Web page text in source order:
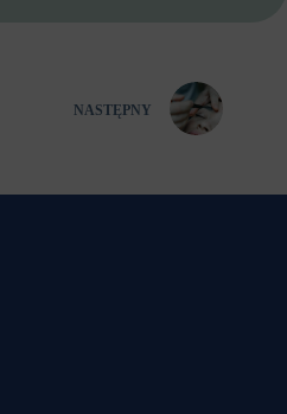
NASTĘPNY